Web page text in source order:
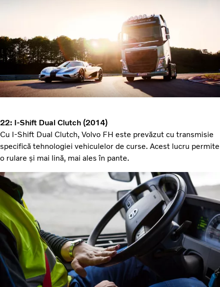
22: I-Shift Dual Clutch (2014)
Cu I-Shift Dual Clutch, Volvo FH este prevăzut cu transmisie
specifică tehnologiei vehiculelor de curse. Acest lucru permite
o rulare și mai lină, mai ales în pante.